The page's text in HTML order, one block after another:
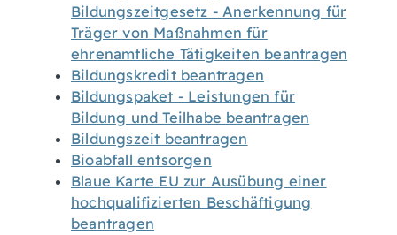
Bildungszeitgesetz - Anerkennung für
Träger von Maßnahmen für
ehrenamtliche Tätigkeiten beantragen
Bildungskredit beantragen
Bildungspaket - Leistungen für
Bildung und Teilhabe beantragen
Bildungszeit beantragen
Bioabfall entsorgen
Blaue Karte EU zur Ausübung einer
hochqualifizierten Beschäftigung
beantragen